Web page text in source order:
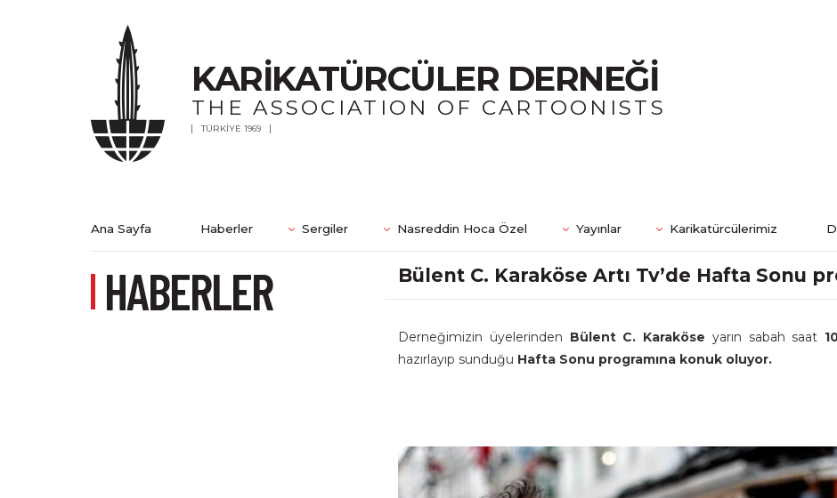
KARİKATÜRCÜLER DERNEĞİ
THE ASSOCIATION OF CARTOONISTS
TÜRKİYE 1969
Ana Sayfa Haberler Sergiler Nasreddin Hoca Özel Yayınlar Karikatürcülerimiz
HABERLER Bülent C. Karaköse Artı Tv’de Hafta Sonu
Derneğimizin üyelerinden Bülent C. Karaköse yarın sabah saat
hazırlayıp sunduğu Hafta Sonu programına konuk oluyor.